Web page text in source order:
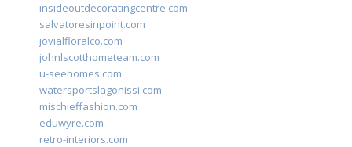
insideoutdecoratingcentre.com
salvatoresinpoint.com
jovialfloralco.com
johnlscotthometeam.com
u-seehomes.com
watersportslagonissi.com
mischieffashion.com
eduwyre.com
retro-interiors.com